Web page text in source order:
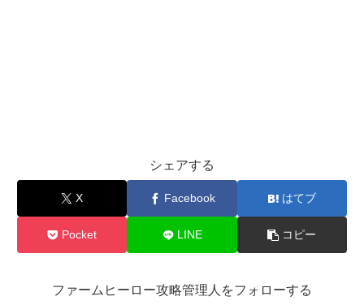
シェアする
X Facebook はてブ
Pocket LINE コピー
ファームヒーロー攻略管理人をフォローする